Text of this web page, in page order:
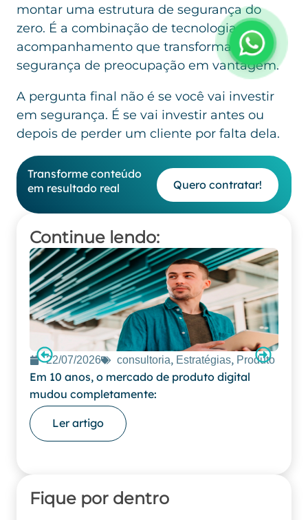
montar uma estrutura de segurança do
zero. É a combinação de tecnologia com
acompanhamento que transforma
segurança de preocupação em vantagem.
A pergunta final não é se você vai investir
em segurança. É se vai investir antes ou
depois de perder um cliente por falta dela.
Transforme conteúdo
em resultado real
Quero contratar!
Continue lendo:
22/07/2026 consultoria, Estratégias, Produto
Em 10 anos, o mercado de produto digital
mudou completamente:
Ler artigo
Fique por dentro